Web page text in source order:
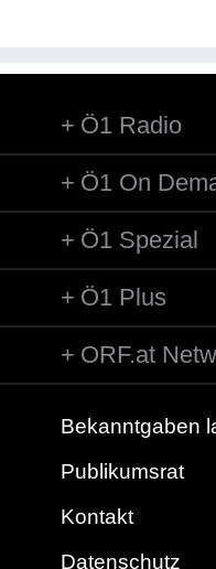
Jahrzehnte lebendig
dann wieder auf die
Jahren, da war ich so
Ö1 Radio
Ö1 On
Ö1 Spezial
Ö1 Plus
ORF.at
Bekanntgaben
Publikumsrat
Kontakt
Datenschutz